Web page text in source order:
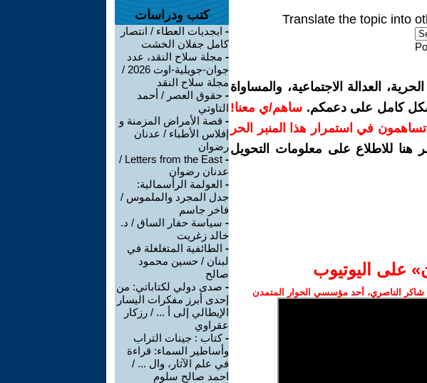
Translate the topic into
العدالة الاجتماعية، والمساواة
بشكل كامل على دعمكم. ساهم/ي معنا!
تساهمون في استمرار هذا المنبر الحر
هنا للاطلاع على معلومات التحويل
على اليوتيوب
الناصري، أحد مؤسسي الحوار المتمدن
كتب ودراسات
- ابجديات العطاء / انتصار
كامل جفلان الخشت
- مجلة سلاح النقد، عدد
جوان-جويلية-اوت 2026 /
مجلة سلاح النقد
- حقوق العصر / أحمد
التاوتي
- قصة الأمراض المزمنة و
إفلاس الأطباء / عدنان
رضوان
-
Letters from the East /
عدنان رضوان
- العولمة الرأسمالية:
جدل المجرد والملموس /
فاخر جاسم
- سياسة حفار الساق / د.
خالد زغريت
- الطائفية المتغلغلة في
لبنان / حسين محمود
صالح
- صدى دولي لكتاباتي: من
إحدى أبرز مفكرات اليسار
الإيطالي إلى أ ... / رزكار
عقراوي
-كتاب : جينات التراب
وأساطير السماء: قراءة
في علم الآثار، وال ... /
احمد صالح سلوم